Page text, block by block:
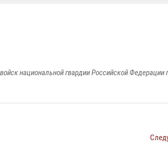
национальной гвардии Российской Федерации